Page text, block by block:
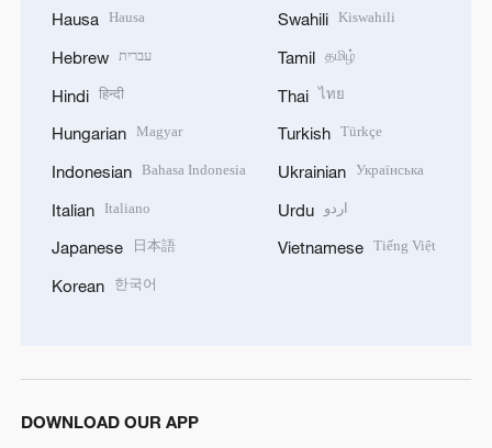
Hausa Hausa
Hebrew עברית
Hindi हिन्दी
Hungarian Magyar
Indonesian Bahasa Indonesia
Italian Italiano
Japanese 日本語
Korean 한국어
Swahili Kiswahili
Tamil தமிழ்
Thai ไทย
Turkish Türkçe
Ukrainian Українська
Urdu اردو
Vietnamese Tiếng Việt
DOWNLOAD OUR APP